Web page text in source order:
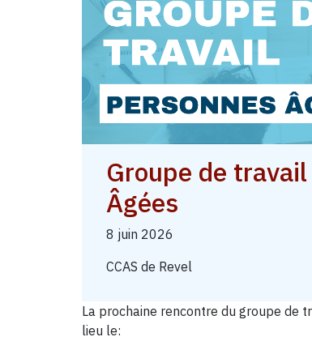
DES
SOINS
ACCOMPAGNEMENT
DES
PROFESSIONNELS
Groupe de
Âgées
8 juin 2026
CCAS de Revel
La prochaine rencontre du groupe de
lieu le: